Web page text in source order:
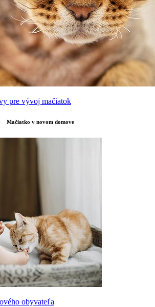
pre vývoj mačiatok
Mačiatko v novom domove
obyvateľa